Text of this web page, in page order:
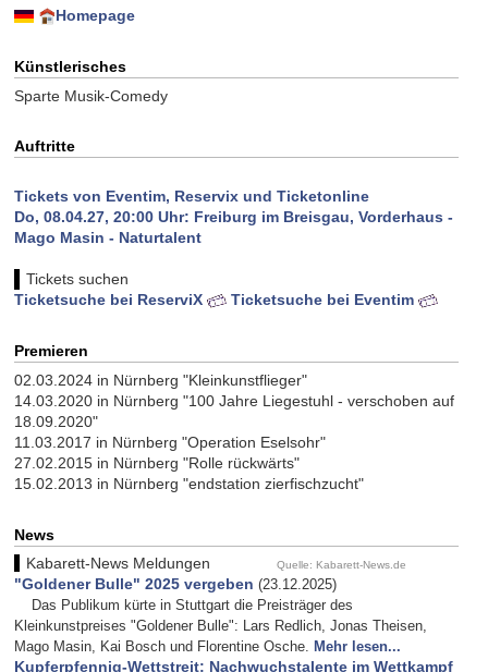
Homepage
Künstlerisches
Sparte Musik-Comedy
Auftritte
Tickets von Eventim, Reservix und Ticketonline
Do, 08.04.27, 20:00 Uhr: Freiburg im Breisgau, Vorderhaus -
Mago Masin - Naturtalent
Tickets suchen
Ticketsuche bei ReserviX
Ticketsuche bei Eventim
Premieren
02.03.2024 in Nürnberg "Kleinkunstflieger"
14.03.2020 in Nürnberg "100 Jahre Liegestuhl - verschoben auf
18.09.2020"
11.03.2017 in Nürnberg "Operation Eselsohr"
27.02.2015 in Nürnberg "Rolle rückwärts"
15.02.2013 in Nürnberg "endstation zierfischzucht"
News
Kabarett-News Meldungen
Quelle: Kabarett-News.de
"Goldener Bulle" 2025 vergeben (23.12.2025)
Das Publikum kürte in Stuttgart die Preisträger des
Kleinkunstpreises "Goldener Bulle": Lars Redlich, Jonas Theisen,
Mago Masin, Kai Bosch und Florentine Osche. Mehr lesen...
Kupferpfennig-Wettstreit: Nachwuchstalente im Wettkampf